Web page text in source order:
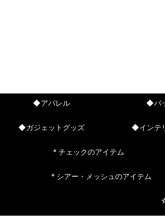
◆アパレル ◆バ
◆ガジェットグッズ ◆インテ
* チェックのアイテム
* シアー・メッシュのアイテム